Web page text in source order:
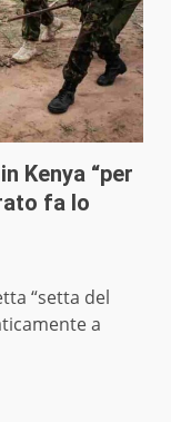
Kenya “per
fa lo
“setta del
a